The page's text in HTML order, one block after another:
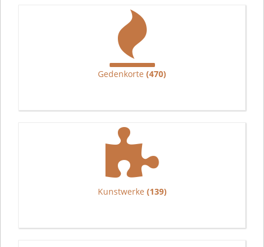
Gedenkorte (470)
Kunstwerke (139)